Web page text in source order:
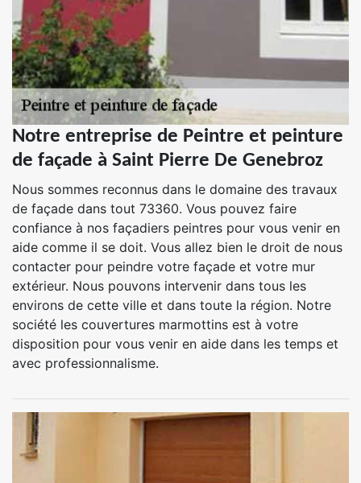
Notre entreprise de Peintre et peinture
de façade à Saint Pierre De Genebroz
Nous sommes reconnus dans le domaine des travaux
de façade dans tout 73360. Vous pouvez faire
confiance à nos façadiers peintres pour vous venir en
aide comme il se doit. Vous allez bien le droit de nous
contacter pour peindre votre façade et votre mur
extérieur. Nous pouvons intervenir dans tous les
environs de cette ville et dans toute la région. Notre
société les couvertures marmottins est à votre
disposition pour vous venir en aide dans les temps et
avec professionnalisme.